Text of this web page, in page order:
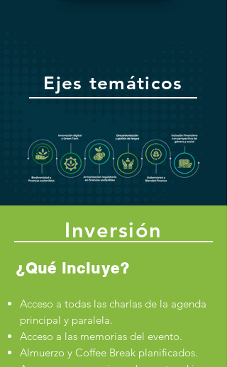
Ejes temáticos
Inversión
¿Qué incluye?
Acceso a todas las charlas de la agenda
principal y paralela.
Acceso a las memorias del evento.
Almuerzo y Coffee Break planificados.